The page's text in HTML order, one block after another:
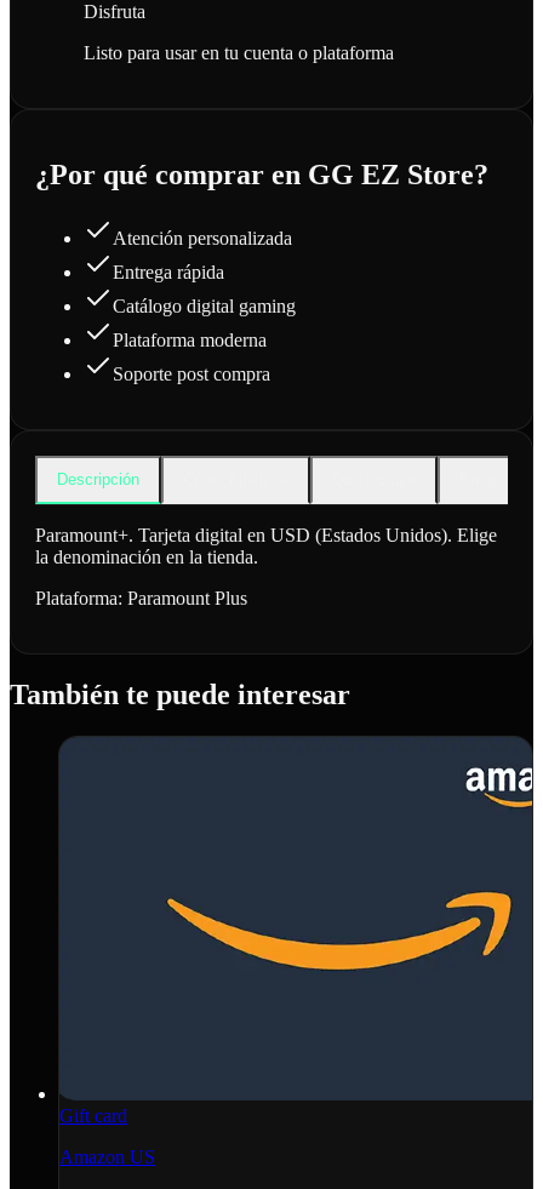
Disfruta
Listo para usar en tu cuenta o plataforma
¿Por qué comprar en GG EZ Store?
Atención personalizada
Entrega rápida
Catálogo digital gaming
Plataforma moderna
Soporte post compra
Descripción
Paramount+. Tarjeta digital en USD (Estados Unidos). Elige
la denominación en la tienda.
Plataforma: Paramount Plus
También te puede interesar
Gift card
Amazon US